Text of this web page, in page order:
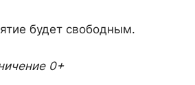
будет свободным.
0+